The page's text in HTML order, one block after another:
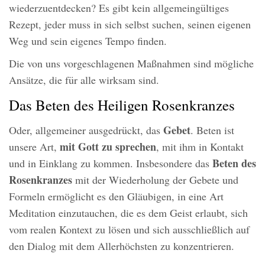
wiederzuentdecken? Es gibt kein allgemeingültiges
Rezept, jeder muss in sich selbst suchen, seinen eigenen
Weg und sein eigenes Tempo finden.
Die von uns vorgeschlagenen Maßnahmen sind mögliche
Ansätze, die für alle wirksam sind.
Das Beten des Heiligen Rosenkranzes
Oder, allgemeiner ausgedrückt, das Gebet. Beten ist
unsere Art, mit Gott zu sprechen, mit ihm in Kontakt
und in Einklang zu kommen. Insbesondere das Beten des
Rosenkranzes mit der Wiederholung der Gebete und
Formeln ermöglicht es den Gläubigen, in eine Art
Meditation einzutauchen, die es dem Geist erlaubt, sich
vom realen Kontext zu lösen und sich ausschließlich auf
den Dialog mit dem Allerhöchsten zu konzentrieren.